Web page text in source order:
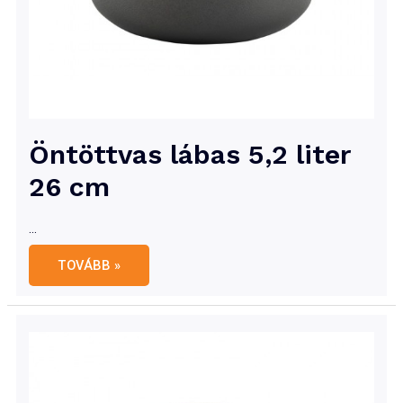
Öntöttvas lábas 5,2 liter
26 cm
Öntöttvas
lábas
5,2
26
TOVÁBB »